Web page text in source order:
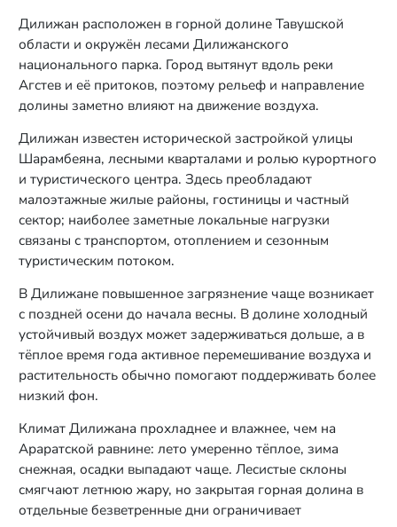
Дилижан расположен в горной долине Тавушской
области и окружён лесами Дилижанского
национального парка. Город вытянут вдоль реки
Агстев и её притоков, поэтому рельеф и направление
долины заметно влияют на движение воздуха.
Дилижан известен исторической застройкой улицы
Шарамбеяна, лесными кварталами и ролью курортного
и туристического центра. Здесь преобладают
малоэтажные жилые районы, гостиницы и частный
сектор; наиболее заметные локальные нагрузки
связаны с транспортом, отоплением и сезонным
туристическим потоком.
В Дилижане повышенное загрязнение чаще возникает
с поздней осени до начала весны. В долине холодный
устойчивый воздух может задерживаться дольше, а в
тёплое время года активное перемешивание воздуха и
растительность обычно помогают поддерживать более
низкий фон.
Климат Дилижана прохладнее и влажнее, чем на
Араратской равнине: лето умеренно тёплое, зима
снежная, осадки выпадают чаще. Лесистые склоны
смягчают летнюю жару, но закрытая горная долина в
отдельные безветренные дни ограничивает